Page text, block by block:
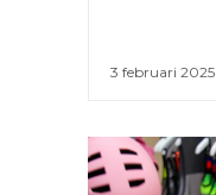
3 februari 2025